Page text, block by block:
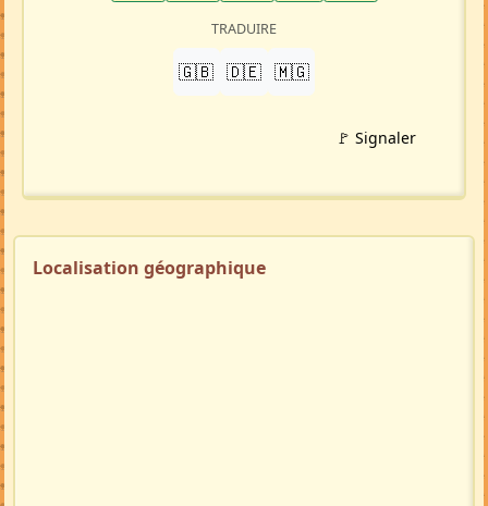
TRADUIRE
🇬🇧 🇩🇪 🇲🇬
🚩 Signaler
Localisation géographique